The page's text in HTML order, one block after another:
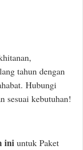
tahun dengan
Hubungi
sesuai kebutuhan!
ini untuk Paket